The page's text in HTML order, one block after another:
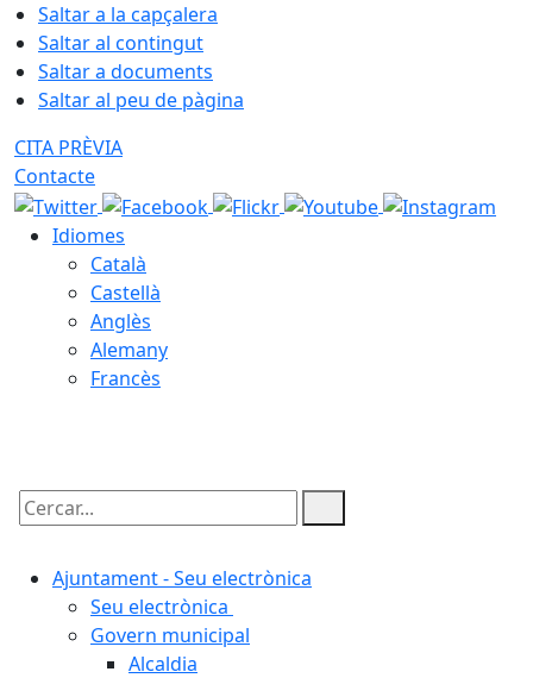
Saltar a la capçalera
Saltar al contingut
Saltar a documents
Saltar al peu de pàgina
CITA PRÈVIA
Contacte
Idiomes
Català
Castellà
Anglès
Alemany
Francès
Cercar:
Ajuntament - Seu electrònica
Seu electrònica
Govern municipal
Alcaldia